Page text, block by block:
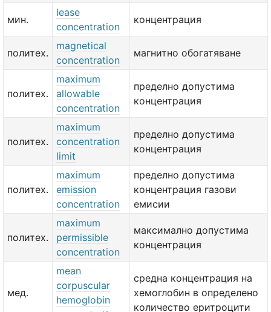
мин.
lease
concentration
концентрация
политех.
magnetical
concentration
магнитно обогатяване
политех.
maximum
allowable
concentration
пределно допустима
концентрация
политех.
maximum
concentration
limit
пределно допустима
концентрация
политех.
maximum
emission
concentration
пределно допустима
концентрация газови
емисии
политех.
maximum
permissible
concentration
максимално допустима
концентрация
мед.
mean
corpuscular
hemoglobin
средна концентрация на
хемоглобин в определено
количество еритроцити